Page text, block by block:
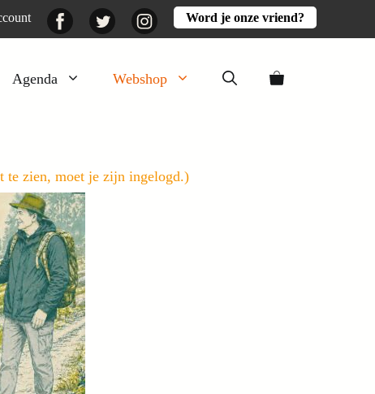
FacebookTwitter InstagramWord je onze vriend?
Agenda Webshop
te zien, moet je zijn ingelogd.)